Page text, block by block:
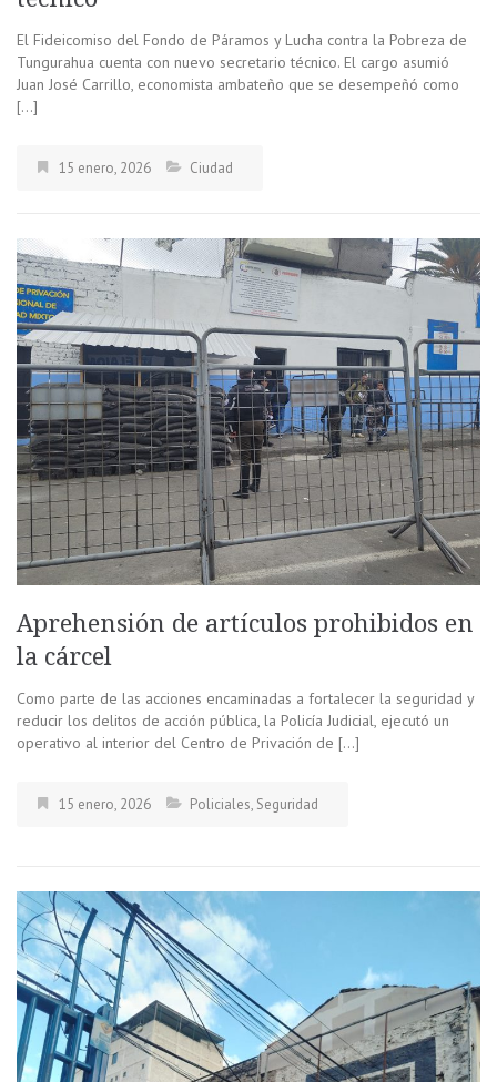
El Fideicomiso del Fondo de Páramos y Lucha contra la Pobreza de
Tungurahua cuenta con nuevo secretario técnico. El cargo asumió
Juan José Carrillo, economista ambateño que se desempeñó como
[…]
15 enero, 2026 Ciudad
Aprehensión de artículos prohibidos en
la cárcel
Como parte de las acciones encaminadas a fortalecer la seguridad y
reducir los delitos de acción pública, la Policía Judicial, ejecutó un
operativo al interior del Centro de Privación de […]
15 enero, 2026 Policiales, Seguridad